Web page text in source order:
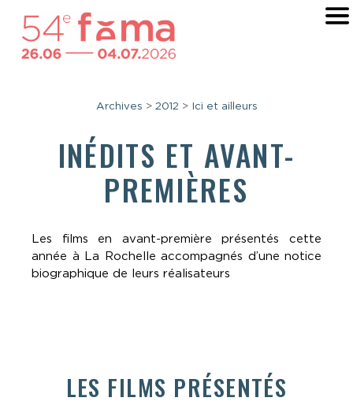
Archives > 2012 > Ici et ailleurs
INÉDITS ET AVANT-
PREMIÈRES
Les films en avant-première présentés cette
année à La Rochelle accompagnés d’une notice
biographique de leurs réalisateurs
LES FILMS PRÉSENTÉS